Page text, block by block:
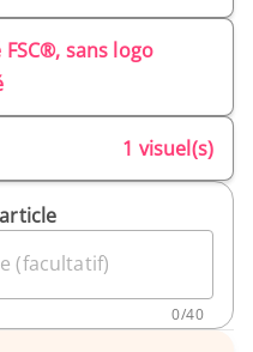
sans logo
1 visuel(s)
(facultatif)
0/40